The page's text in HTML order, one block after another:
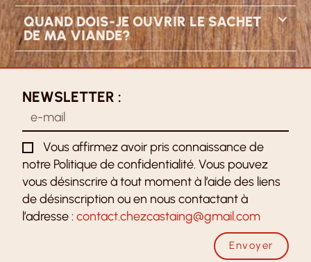
QUAND DOIS-JE OUVRIR LE SACHET
DE MA VIANDE?
NEWSLETTER :
Vous affirmez avoir pris connaissance de
notre Politique de confidentialité. Vous pouvez
vous désinscrire à tout moment à l’aide des liens
de désinscription ou en nous contactant à
l’adresse :contact.chezcastaing@gmail.com
Envoyer